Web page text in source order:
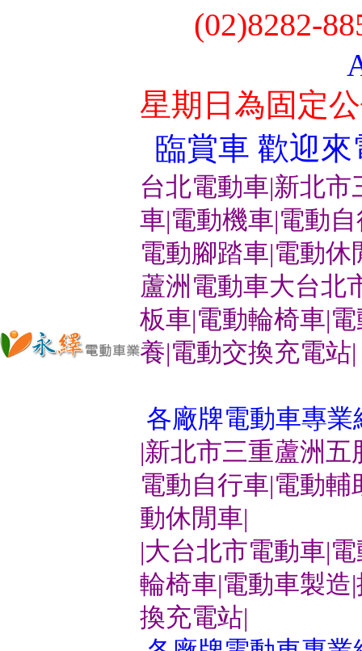
(02)8282-
星期日為固定
臨賞車 歡迎來
台北電動車|新北
車|電動機車|電動
電動腳踏車|電動休
蘆洲電動車大台北
板車|電動輪椅車|
養|電動交換充電站|
各廠牌電動車專業
|新北市三重蘆洲
電動自行車|電動
動休閒車|
|大台北市電動車|
輪椅車|電動車製造
換充電站|